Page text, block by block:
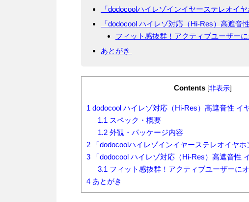
「dodocoolハイレゾインイヤーステレオイ
「dodocool ハイレゾ対応（Hi-Res）高遮音
フィット感抜群！アクティブユーザーに
あとがき
Contents [非表示]
1 dodocool ハイレゾ対応（Hi-Res）高遮音性 イ
1.1 スペック・概要
1.2外観・パッケージ内容
2 「dodocoolハイレゾインイヤーステレオイヤ
3 「dodocool ハイレゾ対応（Hi-Res）高遮音性
3.1 フィット感抜群！アクティブユーザーに
4 あとがき